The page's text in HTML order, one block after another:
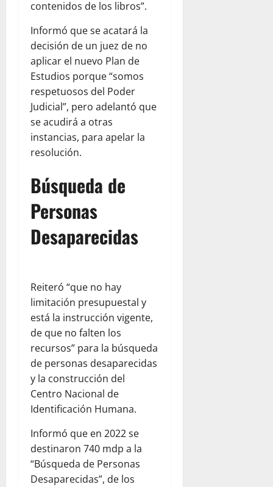
contenidos de los libros”.
Informó que se acatará la
decisión de un juez de no
aplicar el nuevo Plan de
Estudios porque “somos
respetuosos del Poder
Judicial”, pero adelantó que
se acudirá a otras
instancias, para apelar la
resolución.
Búsqueda de
Personas
Desaparecidas
Reiteró “que no hay
limitación presupuestal y
está la instrucción vigente,
de que no falten los
recursos” para la búsqueda
de personas desaparecidas
y la construcción del
Centro Nacional de
Identificación Humana.
Informó que en 2022 se
destinaron 740 mdp a la
“Búsqueda de Personas
Desaparecidas”, de los